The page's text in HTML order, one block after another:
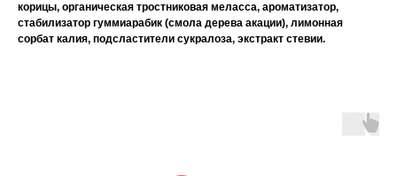
корицы, органическая тростниковая меласса, ароматизатор,
стабилизатор гуммиарабик (смола дерева акации), лимонная
сорбат калия, подсластители сукралоза, экстракт стевии.